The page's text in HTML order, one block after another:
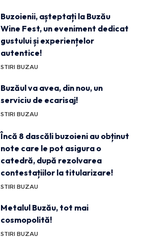
Buzoienii, așteptați la Buzău
Wine Fest, un eveniment dedicat
gustului și experiențelor
autentice!
STIRI BUZAU
Buzăul va avea, din nou, un
serviciu de ecarisaj!
STIRI BUZAU
Încă 8 dascăli buzoieni au obținut
note care le pot asigura o
catedră, după rezolvarea
contestațiilor la titularizare!
STIRI BUZAU
Metalul Buzău, tot mai
cosmopolită!
STIRI BUZAU